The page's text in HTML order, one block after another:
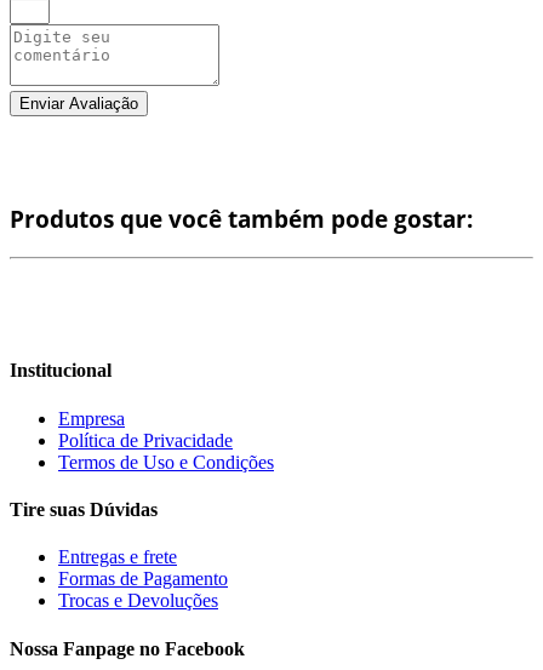
Enviar Avaliação
Produtos que você também pode gostar:
Institucional
Empresa
Política de Privacidade
Termos de Uso e Condições
Tire suas Dúvidas
Entregas e frete
Formas de Pagamento
Trocas e Devoluções
Nossa Fanpage no Facebook